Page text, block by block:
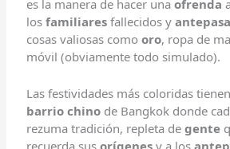
es la manera de hacer unaofrenda
losfamiliares fallecidos y
cosas valiosas comooro, ropa de
móvil (obviamente todo simulado).
Las festividades más coloridas
barrio chino de Bangkok donde
rezuma tradición, repleta degente